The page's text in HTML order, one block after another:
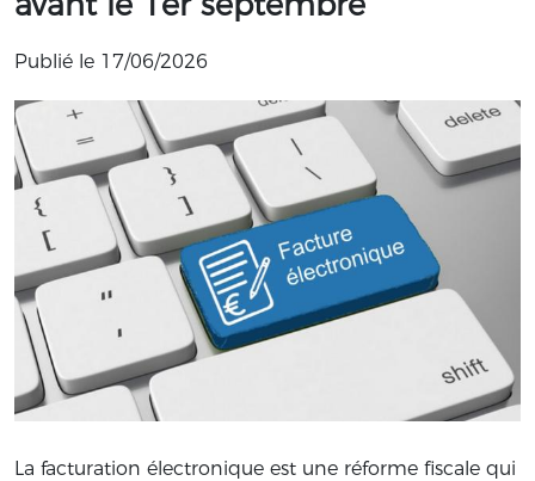
Publié le 17/06/2026
La facturation électronique est une réforme fiscale qui